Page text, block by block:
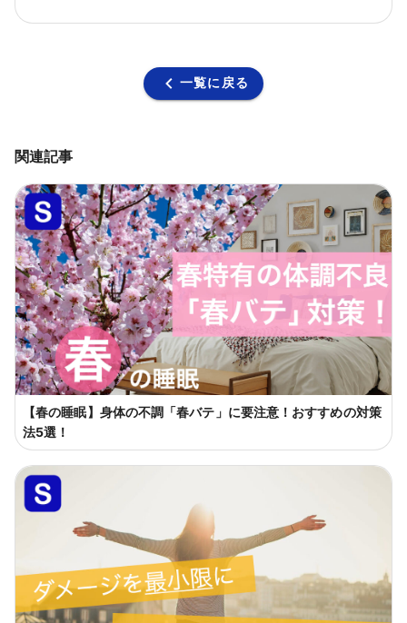
一覧に戻る
関連記事
【春の睡眠】身体の不調「春バテ」に要注意！おすすめの対策
法5選！